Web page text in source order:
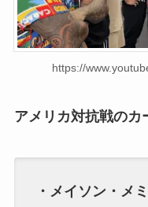
https://
アメリカ対抗戦のカ
・メイソン・メ